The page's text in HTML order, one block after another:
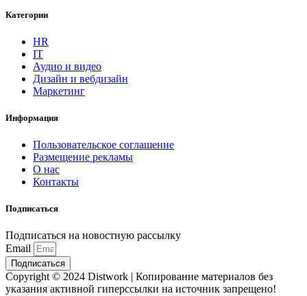
Категории
HR
IT
Аудио и видео
Дизайн и вебдизайн
Маркетинг
Информация
Пользовательское соглашение
Размещение рекламы
О нас
Контакты
Подписаться
Подписаться на новостную рассылку
Email
Подписаться
Copyright © 2024 Distwork | Копирование материалов без
указания активной гиперссылки на источник запрещено!